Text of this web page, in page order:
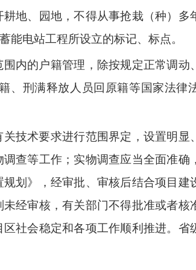
地、园地，不得从事抢栽（种）多
能电站工程所设立的标记、标点。
内的户籍管理，除按规定正常调动
、刑满释放人员回原籍等国家法律
技术要求进行范围界定，设置明显
查等工作；实物调查应当全面准确
划》，经审批、审核后结合项目建
经审核，有关部门不得批准或者核
社会稳定和各项工作顺利推进。省